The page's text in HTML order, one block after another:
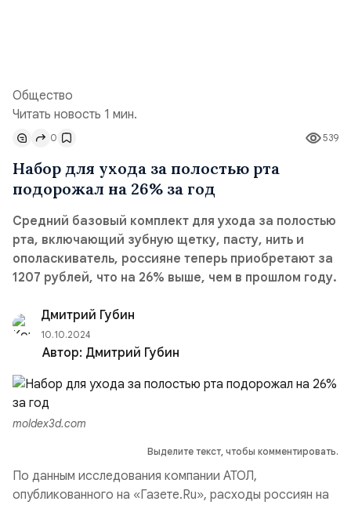
Общество
Читать новость 1 мин.
539
0
Набор для ухода за полостью рта
подорожал на 26% за год
Средний базовый комплект для ухода за полостью
рта, включающий зубную щетку, пасту, нить и
ополаскиватель, россияне теперь приобретают за
1207 рублей, что на 26% выше, чем в прошлом году.
Дмитрий Губин
10.10.2024
Автор: Дмитрий Губин
moldex3d.com
Выделите текст, чтобы комментировать.
По данным исследования компании АТОЛ,
опубликованного на «Газете.Ru», расходы россиян на